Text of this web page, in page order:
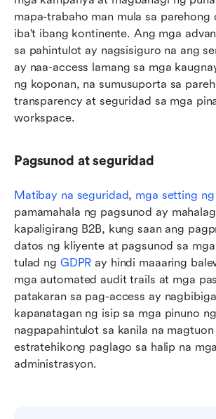
mapa-trabaho man mula sa parehong
iba't ibang kontinente. Ang mga
sa pahintulot ay nagsisiguro na ang
ay naa-access lamang sa mga
ng koponan, na sumusuporta sa
transparency at seguridad sa mga
workspace.
Pagsunod at seguridad
Matibay na seguridad, mga setting
pamamahala ng pagsunod ay
kapaligirang B2B, kung saan ang
datos ng kliyente at pagsunod sa
tulad ng GDPR ay hindi maaaring
mga automated audit trails at mga
patakaran sa pag-access ay
kapanatagan ng isip sa mga pinuno
nagpapahintulot sa kanila na magtuon
estratehikong paglago sa halip na
administrasyon.